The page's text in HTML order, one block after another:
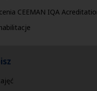
CEEMAN IQA